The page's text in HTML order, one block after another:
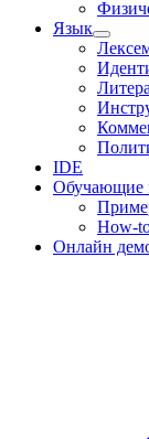
Язык
IDE
Обучающие
How-
Онлайн